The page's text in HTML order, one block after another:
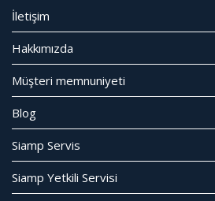
İletişim
Hakkımızda
Müşteri memnuniyeti
Blog
Siamp Servis
Siamp Yetkili Servisi